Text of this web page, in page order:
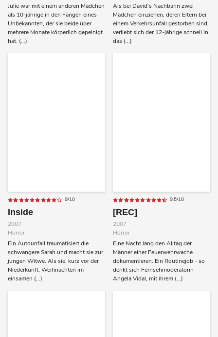
Julie war mit einem anderen Mädchen
als 10-jährige in den Fängen eines
Unbekannten, der sie beide über
mehrere Monate körperlich gepeinigt
hat. (...)
Als bei David's Nachbarin zwei
Mädchen einziehen, deren Eltern bei
einem Verkehrsunfall gestorben sind,
verliebt sich der 12-jährige schnell in
das (...)
9/10
Inside
2007
Horror
Ein Autounfall traumatisiert die
schwangere Sarah und macht sie zur
jungen Witwe. Als sie, kurz vor der
Niederkunft, Weihnachten im
einsamen (...)
9.5/10
[REC]
2007
Horror
Eine Nacht lang den Alltag der
Männer einer Feuerwehrwache
dokumentieren. Ein Routinejob - so
denkt sich Fernsehmoderatorin
Angela Vidal, mit ihrem (...)